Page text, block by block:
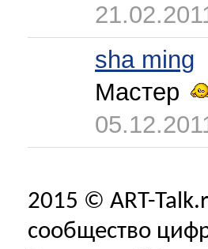
sha ming
Мастер
2015 © ART-
сообщество